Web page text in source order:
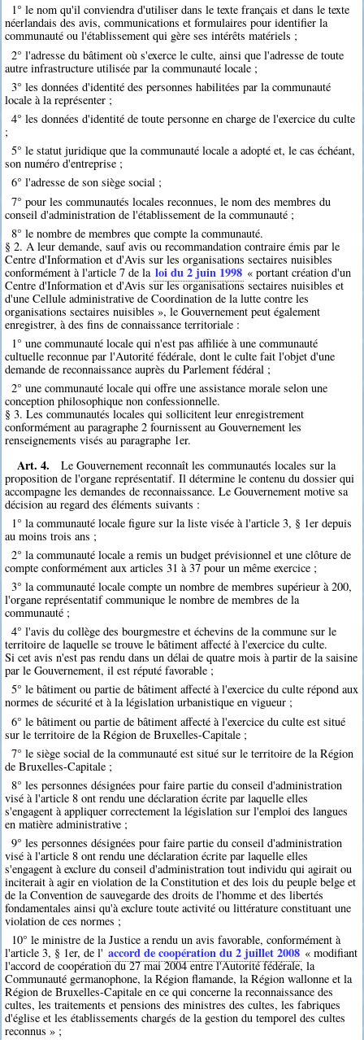
1° le nom qu'il conviendra d'utiliser dans le texte français et dans le texte
néerlandais des avis, communications et formulaires pour identifier la
communauté ou l'établissement qui gère ses intérêts matériels ;
2° l'adresse du bâtiment où s'exerce le culte, ainsi que l'adresse de toute
autre infrastructure utilisée par la communauté locale ;
3° les données d'identité des personnes habilitées par la communauté
locale à la représenter ;
4° les données d'identité de toute personne en charge de l'exercice du culte
;
5° le statut juridique que la communauté locale a adopté et, le cas échéant,
son numéro d'entreprise ;
6° l'adresse de son siège social ;
7° pour les communautés locales reconnues, le nom des membres du
conseil d'administration de l'établissement de la communauté ;
8° le nombre de membres que compte la communauté.
§ 2. A leur demande, sauf avis ou recommandation contraire émis par le
Centre d'Information et d'Avis sur les organisations sectaires nuisibles
conformément à l'article 7 de la loi du 2 juin 1998 « portant création d'un
Centre d'Information et d'Avis sur les organisations sectaires nuisibles et
d'une Cellule administrative de Coordination de la lutte contre les
organisations sectaires nuisibles », le Gouvernement peut également
enregistrer, à des fins de connaissance territoriale :
1° une communauté locale qui n'est pas affiliée à une communauté
cultuelle reconnue par l'Autorité fédérale, dont le culte fait l'objet d'une
demande de reconnaissance auprès du Parlement fédéral ;
2° une communauté locale qui offre une assistance morale selon une
conception philosophique non confessionnelle.
§ 3. Les communautés locales qui sollicitent leur enregistrement
conformément au paragraphe 2 fournissent au Gouvernement les
renseignements visés au paragraphe 1er.
Art. 4.
Le Gouvernement reconnaît les communautés locales sur la
proposition de l'organe représentatif. Il détermine le contenu du dossier qui
accompagne les demandes de reconnaissance. Le Gouvernement motive sa
décision au regard des éléments suivants :
1° la communauté locale figure sur la liste visée à l'article 3, § 1er depuis
au moins trois ans ;
2° la communauté locale a remis un budget prévisionnel et une clôture de
compte conformément aux articles 31 à 37 pour un même exercice ;
3° la communauté locale compte un nombre de membres supérieur à 200,
l'organe représentatif communique le nombre de membres de la
communauté ;
4° l'avis du collège des bourgmestre et échevins de la commune sur le
territoire de laquelle se trouve le bâtiment affecté à l'exercice du culte.
Si cet avis n'est pas rendu dans un délai de quatre mois à partir de la saisine
par le Gouvernement, il est réputé favorable ;
5° le bâtiment ou partie de bâtiment affecté à l'exercice du culte répond aux
normes de sécurité et à la législation urbanistique en vigueur ;
6° le bâtiment ou partie de bâtiment affecté à l'exercice du culte est situé
sur le territoire de la Région de Bruxelles-Capitale ;
7° le siège social de la communauté est situé sur le territoire de la Région
de Bruxelles-Capitale ;
8° les personnes désignées pour faire partie du conseil d'administration
visé à l'article 8 ont rendu une déclaration écrite par laquelle elles
s'engagent à appliquer correctement la législation sur l'emploi des langues
en matière administrative ;
9° les personnes désignées pour faire partie du conseil d'administration
visé à l'article 8 ont rendu une déclaration écrite par laquelle elles
s'engagent à exclure du conseil d'administration tout individu qui agirait ou
inciterait à agir en violation de la Constitution et des lois du peuple belge et
de la Convention de sauvegarde des droits de l'homme et des libertés
fondamentales ainsi qu'à exclure toute activité ou littérature constituant une
violation de ces normes ;
10° le ministre de la Justice a rendu un avis favorable, conformément à
l'article 3, § 1er, de l' accord de coopération du 2 juillet 2008 « modifiant
l'accord de coopération du 27 mai 2004 entre l'Autorité fédérale, la
Communauté germanophone, la Région flamande, la Région wallonne et la
Région de Bruxelles-Capitale en ce qui concerne la reconnaissance des
cultes, les traitements et pensions des ministres des cultes, les fabriques
d'église et les établissements chargés de la gestion du temporel des cultes
reconnus » ;